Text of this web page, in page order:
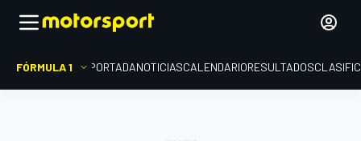
FÓRMULA 1 PORTADANOTICIASCALENDARIORESULTADOS